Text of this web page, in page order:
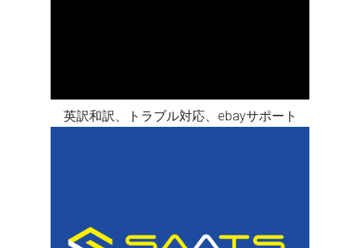
英訳和訳、トラブル対応、ebayサポート